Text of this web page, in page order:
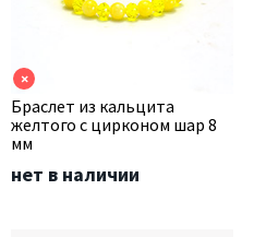
×
Браслет из кальцита
желтого с цирконом шар 8
мм
нет в наличии